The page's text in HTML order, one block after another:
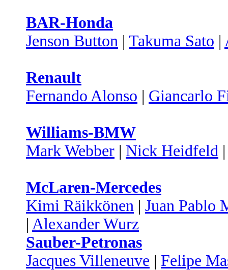
BAR-Honda
Jenson Button | Takuma Sato |
Renault
Fernando Alonso | Giancarlo
Williams-BMW
Mark Webber | Nick Heidfeld |
McLaren-Mercedes
Kimi Räikkönen | Juan Pablo
| Alexander Wurz
Sauber-Petronas
Jacques Villeneuve | Felipe